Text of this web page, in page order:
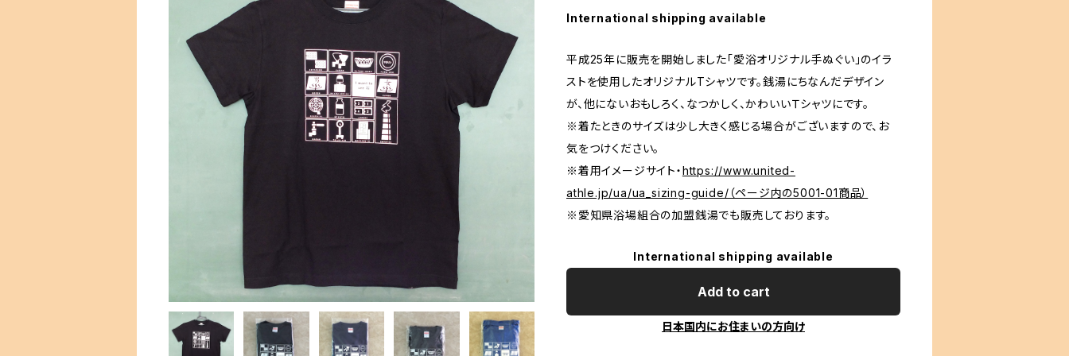
International shipping available
平成25年に販売を開始しました「愛浴オリジナル手ぬぐい」のイラ
ストを使用したオリジナルTシャツです。銭湯にちなんだデザイン
が、他にないおもしろく、なつかしく、かわいいＴシャツにです。
※着たときのサイズは少し大きく感じる場合がございますので、お
気をつけください。
※着用イメージサイト・https://www.united-
athle.jp/ua/ua_sizing-guide/（ページ内の5001-01商品）
※愛知県浴場組合の加盟銭湯でも販売しております。
International shipping available
Add to cart
日本国内にお住まいの方向け